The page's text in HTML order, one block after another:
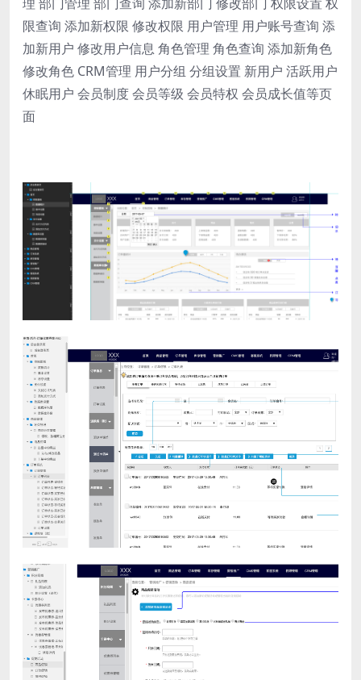
限查询 添加新权限 修改权限 用户管理 用户账号查询 添
加新用户 修改用户信息 角色管理 角色查询 添加新角色
修改角色 CRM管理 用户分组 分组设置 新用户 活跃用户
休眠用户 会员制度 会员等级 会员特权 会员成长值等页
面